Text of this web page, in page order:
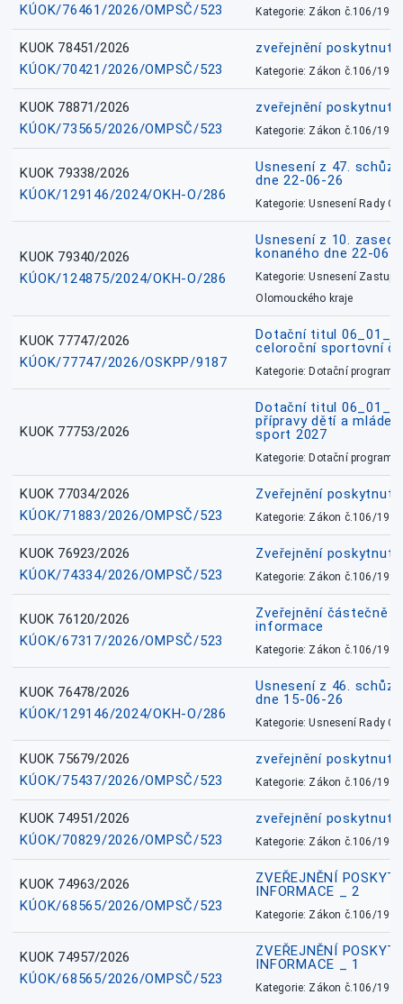
KÚOK/76461/2026/OMPSČ/523 Kategorie: Zákon č.106/1999
KUOK 78451/2026
KÚOK/70421/2026/OMPSČ/523
zveřejnění
Kategorie: Zákon č.106/1999
KUOK 78871/2026
KÚOK/73565/2026/OMPSČ/523
zveřejnění
Kategorie: Zákon č.106/1999
KUOK 79338/2026
KÚOK/129146/2024/OKH-O/286
Usnesení z 47.
dne 22-06-26
Kategorie: Usnesení Rady
KUOK 79340/2026
KÚOK/124875/2024/OKH-O/286
Usnesení z 10.
konaného dne 22-06-
Kategorie: Usnesení
Olomouckého kraje
KUOK 77747/2026
KÚOK/77747/2026/OSKPP/9187
Dotační titul
celoroční sportovní
Kategorie: Dotační
KUOK 77753/2026
Dotační titul
přípravy dětí a
sport 2027
Kategorie: Dotační
KUOK 77034/2026
KÚOK/71883/2026/OMPSČ/523
Zveřejnění
Kategorie: Zákon č.106/1999
KUOK 76923/2026
KÚOK/74334/2026/OMPSČ/523
Zveřejnění
Kategorie: Zákon č.106/1999
KUOK 76120/2026
KÚOK/67317/2026/OMPSČ/523
Zveřejnění částečně
informace
Kategorie: Zákon č.106/1999
KUOK 76478/2026
KÚOK/129146/2024/OKH-O/286
Usnesení z 46.
dne 15-06-26
Kategorie: Usnesení Rady
KUOK 75679/2026
KÚOK/75437/2026/OMPSČ/523
zveřejnění
Kategorie: Zákon č.106/1999
KUOK 74951/2026
KÚOK/70829/2026/OMPSČ/523
zveřejnění
Kategorie: Zákon č.106/1999
KUOK 74963/2026
KÚOK/68565/2026/OMPSČ/523
ZVEŘEJNĚNÍ
INFORMACE _ 2
Kategorie: Zákon č.106/1999
KUOK 74957/2026
KÚOK/68565/2026/OMPSČ/523
ZVEŘEJNĚNÍ
INFORMACE _ 1
Kategorie: Zákon č.106/1999